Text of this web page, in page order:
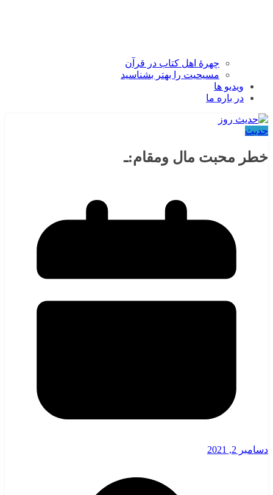
چهرۀ اهل کتاب در قرآن
مسیحیت را بهتر بشناسید
ویدیو ها
در باره ما
حدیث
خطر محبت مال ومقام:ـ
دسامبر 2, 2021